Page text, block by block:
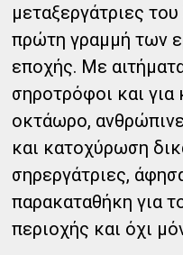
μεταξεργάτριες
πρώτη γραμμή των
εποχής. Με
σηροτρόφοι και
οκτάωρο,
και κατοχύρωση
σηρεργάτριες,
παρακαταθήκη για
περιοχής και όχι